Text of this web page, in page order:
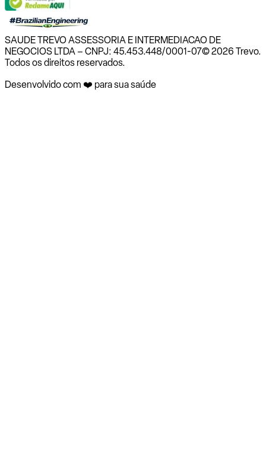
SAUDE TREVO ASSESSORIA E INTERMEDIACAO DE
NEGOCIOS LTDA – CNPJ: 45.453.448/0001-07© 2026 Trevo.
Todos os direitos reservados.
Desenvolvido com ❤️ para sua saúde